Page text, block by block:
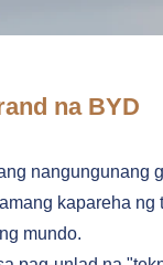
na BYD
nangungunang
kapareha
mundo.